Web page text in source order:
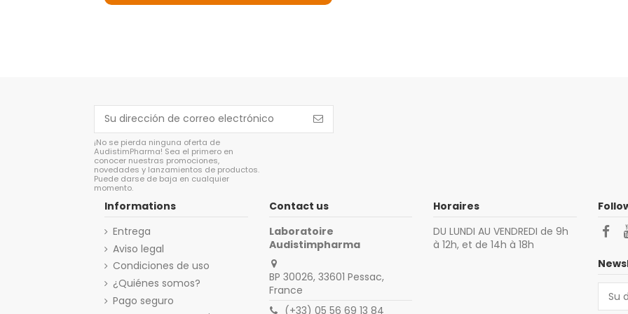
¡No se pierda ninguna oferta de
AudistimPharma! Sea el primero en
conocer nuestras promociones,
novedades y lanzamientos de productos.
Puede darse de baja en cualquier
momento.
Informations
Entrega
Aviso legal
Condiciones de uso
¿Quiénes somos?
Pago seguro
Contact us
Laboratoire
Audistimpharma
BP 30026, 33601 Pessac,
France
(+33) 05 56 69 13 84
Horaires
DU LUNDI AU VENDREDI de 9h
à 12h, et de 14h à 18h